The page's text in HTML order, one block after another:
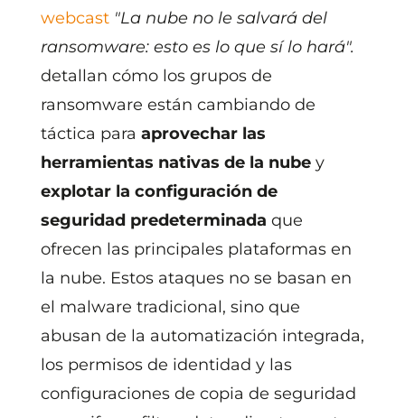
webcast "La nube no le salvará del
ransomware: esto es lo que sí lo hará".
detallan cómo los grupos de
ransomware están cambiando de
táctica para aprovechar las
herramientas nativas de la nubey
explotar la configuración de
seguridad predeterminada que
ofrecen las principales plataformas en
la nube. Estos ataques no se basan en
el malware tradicional, sino que
abusan de la automatización integrada,
los permisos de identidad y las
configuraciones de copia de seguridad